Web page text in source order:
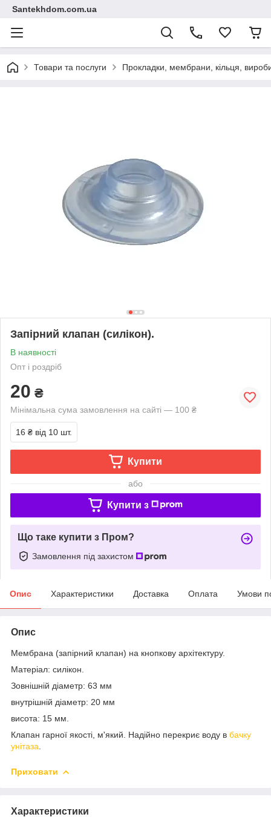
Santekhdom.com.ua
Товари та послуги Прокладки, мембрани, кільця,
Запірний клапан (силікон).
В наявності
Опт і роздріб
20 ₴
Мінімальна сума замовлення на сайті — 100 ₴
16 ₴ від 10 шт.
Купити
або
Купити з
Що таке купити з Пром?
Замовлення під захистом
Опис Характеристики Доставка Оплата Умови
Опис
Мембрана (запірний клапан) на кнопкову архітектуру.
Матеріал: силікон.
Зовнішній діаметр: 63 мм
внутрішній діаметр: 20 мм
висота: 15 мм.
Клапан гарної якості, м'який. Надійно перекриє воду в бачку
унітаза
Приховати
Характеристики